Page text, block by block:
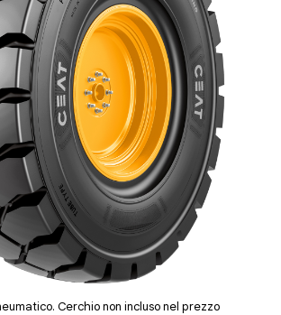
Cerchio non incluso nel prezzo